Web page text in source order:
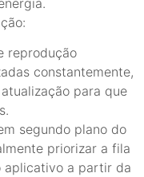
reprodução
constantemente,
para que
segundo plano do
priorizar a fila
aplicativo a partir da